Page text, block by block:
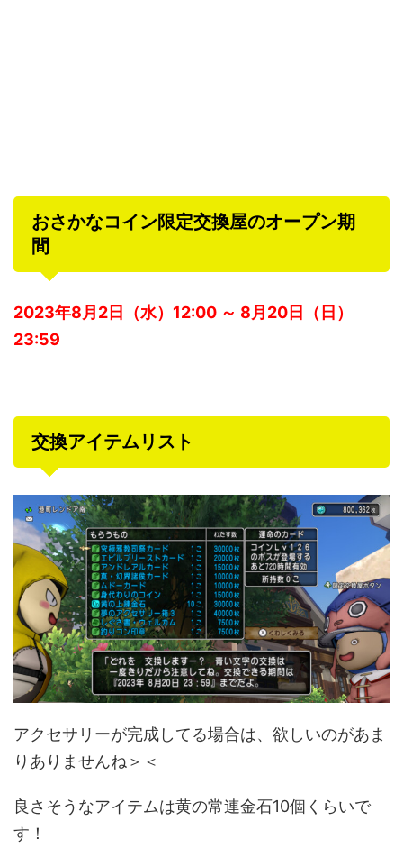
おさかなコイン限定交換屋のオープン期
間
2023年8月2日（水）12:00 ～ 8月20日（日）
23:59
交換アイテムリスト
アクセサリーが完成してる場合は、欲しいのがあま
りありませんね＞＜
良さそうなアイテムは黄の常連金石10個くらいで
す！